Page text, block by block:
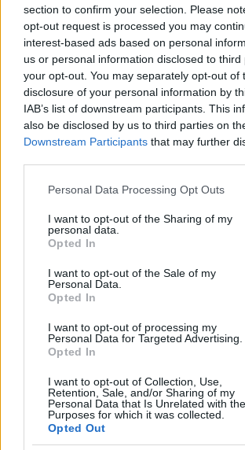
section to confirm your selection. Please
opt-out request is processed you may
interest-based ads based on personal
us or personal information disclosed to
your opt-out. You may separately opt-out of
disclosure of your personal information by
IAB’s list of downstream participants. This
also be disclosed by us to third parties on
Downstream Participants that may further
Please note that this website/app uses one
not limited to your visit or usage behaviour.
grant or deny consent to Google and its
use your data for below specified purposes
consent section.
Personal Data Processing Opt Outs
I want to opt-out of the Sharing of my
personal data.
Opted In
I want to opt-out of the Sale of my
Personal Data.
Opted In
I want to opt-out of processing my
Personal Data for Targeted Advertising.
Opted In
I want to opt-out of Collection, Use,
Retention, Sale, and/or Sharing of my
Personal Data that Is Unrelated with the
Purposes for which it was collected.
Opted Out
Μηχανογραφικό
Για ποιούς λήγει
23/05/2022 - 09:52
Μηχανογραφικό
Για ποιούς
17/05/2022 - 16:35
– Προθεσμίες
Παιδείας
– Ποιούς αφορά
10/05/2022 - 14:07